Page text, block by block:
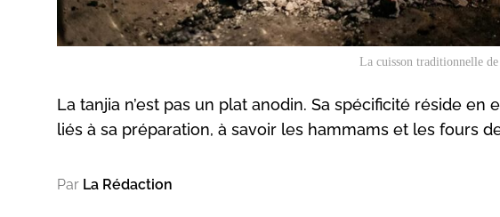
La cuisson traditionnelle
La tanjia n’est pas un plat anodin. Sa spécificité réside
liés à sa préparation, à savoir les hammams et les fours
Par La Rédaction